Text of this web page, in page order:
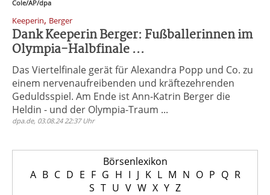
Cole/AP/dpa
Keeperin, Berger
Dank Keeperin Berger: Fußballerinnen im
Olympia-Halbfinale ...
Das Viertelfinale gerät für Alexandra Popp und Co. zu
einem nervenaufreibenden und kräftezehrenden
Geduldsspiel. Am Ende ist Ann-Katrin Berger die
Heldin - und der Olympia-Traum ...
dpa.de, 03.08.24 22:37 Uhr
Börsenlexikon
A B C D E F G H I J K L M N O P Q R
S T U V W X Y Z